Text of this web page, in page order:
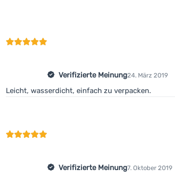
Leicht, wasserdicht, einfach zu verpacken.
Verifizierte Meinung24. März 2019
Verifizierte Meinung7. Oktober 2019